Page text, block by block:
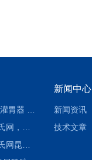
新闻中心
新闻资讯
技术文章